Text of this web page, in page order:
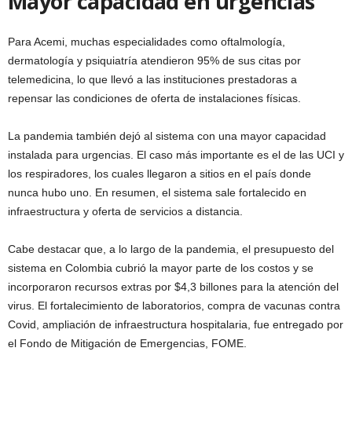
Para Acemi, muchas especialidades como oftalmología,
dermatología y psiquiatría atendieron 95% de sus citas por
telemedicina, lo que llevó a las instituciones prestadoras a
repensar las condiciones de oferta de instalaciones físicas.
La pandemia también dejó al sistema con una mayor capacidad
instalada para urgencias. El caso más importante es el de las UCI y
los respiradores, los cuales llegaron a sitios en el país donde
nunca hubo uno. En resumen, el sistema sale fortalecido en
infraestructura y oferta de servicios a distancia.
Cabe destacar que, a lo largo de la pandemia, el presupuesto del
sistema en Colombia cubrió la mayor parte de los costos y se
incorporaron recursos extras por $4,3 billones para la atención del
virus. El fortalecimiento de laboratorios, compra de vacunas contra
Covid, ampliación de infraestructura hospitalaria, fue entregado por
el Fondo de Mitigación de Emergencias, FOME.